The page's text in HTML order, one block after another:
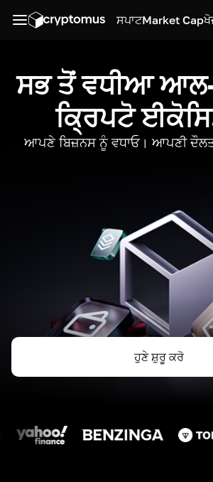
ਸਪਾਟMarket Cap
ਸਭ ਤੋਂ ਵਧੀਆ
ਕ੍ਰਿਪਟੋ
ਆਪਣੇ ਬਿਜ਼ਨਸ ਨੂੰ ਵਧਾਓ। ਆਪਣੀ
ਹੁਣੇ ਸ਼ੁਰੂ ਕਰੋ